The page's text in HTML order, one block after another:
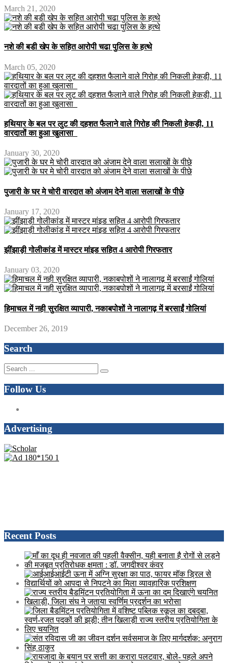
March 21, 2020
नशे की बडी खेप के सहित आरोपी चढा पुलिस के हत्थे
March 05, 2020
हथियार के बल पर लुट की दहशत फैलाने वाले गिरोह की निकली हेकड़ी, 11
वारदातों का हुआ खुलासा
January 30, 2020
पुजारी के घर मे चोरी वारदात को अंजाम देने वाला सलाखों के पीछे
January 17, 2020
झींझाड़ी गोलीकांड में मास्टर मांइड सहित 4 आरोपी गिरफतार
January 03, 2020
हिमाचल में नही सुरक्षित व्यापारी, नकाबपोशों ने नालागढ़ में बरसाईं गोलियां
December 26, 2019
Search
Follow Us
Advertising
Recent Posts